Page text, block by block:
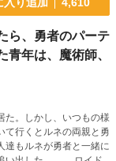
入り追加 4,610
ら、勇者のパーテ
青年は、魔術師、
た。しかし、いつもの様
て行くとルネの両親と勇
達もルネが勇者と一緒に